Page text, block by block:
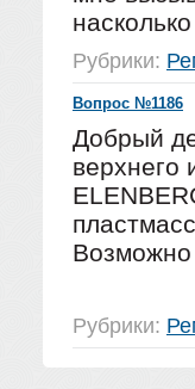
Рубрики:
Вопрос №1186
Добрый
верхнего
Возможно
Рубрики: